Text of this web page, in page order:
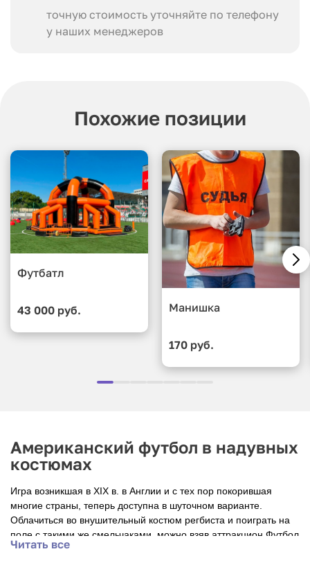
точную стоимость уточняйте по телефону
у наших менеджеров
Похожие позиции
Футбатл
43 000 руб. Манишка
170 руб.
Американский футбол в надувных
костюмах
Игра возникшая в XIX в. в Англии и с тех пор покорившая
многие страны, теперь доступна в шуточном варианте.
Облачиться во внушительный костюм регбиста и поиграть на
поле с такими же смельчаками, можно взяв аттракцион Футбол
«Регби» в аренду.
Читать все